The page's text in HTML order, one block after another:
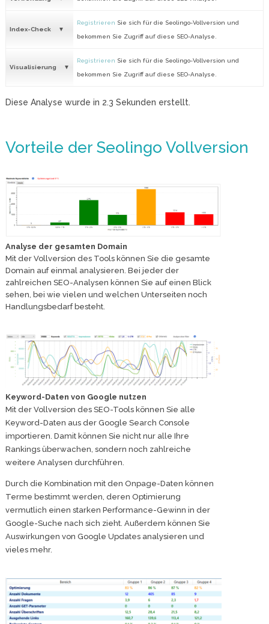
Index-Check
Registrieren Sie sich für die Seolingo-Vollversion und
bekommen Sie Zugriff auf diese SEO-Analyse.
Visualisierung
Registrieren Sie sich für die Seolingo-Vollversion und
bekommen Sie Zugriff auf diese SEO-Analyse.
Diese Analyse wurde in 2.3 Sekunden erstellt.
Vorteile der Seolingo Vollversion
Analyse der gesamten Domain
Mit der Vollversion des Tools können Sie die gesamte
Domain auf einmal analysieren. Bei jeder der
zahlreichen SEO-Analysen können Sie auf einen Blick
sehen, bei wie vielen und welchen Unterseiten noch
Handlungsbedarf besteht.
Keyword-Daten von Google nutzen
Mit der Vollversion des SEO-Tools können Sie alle
Keyword-Daten aus der Google Search Console
importieren. Damit können Sie nicht nur alle Ihre
Rankings überwachen, sondern noch zahlreiche
weitere Analysen durchführen.
Durch die Kombination mit den Onpage-Daten können
Terme bestimmt werden, deren Optimierung
vermutlich einen starken Performance-Gewinn in der
Google-Suche nach sich zieht. Außerdem können Sie
Auswirkungen von Google Updates analysieren und
vieles mehr.